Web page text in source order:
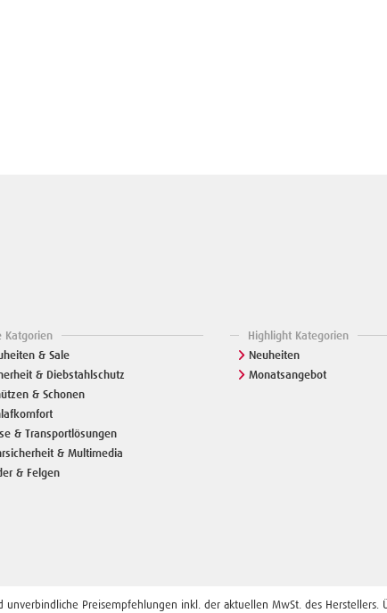
Katgorien
& Sale
& Diebstahlschutz
& Schonen
& Transportlösungen
& Multimedia
& Felgen
Highlight Kategorien
Neuheiten
Monatsangebot
Preisempfehlungen inkl. der aktuellen MwSt. des